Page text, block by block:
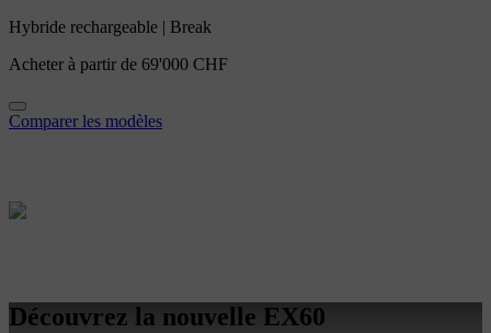
Hybride rechargeable | Break
Acheter à partir de 69'000 CHF
Comparer les modèles
Découvrez la nouvelle EX60